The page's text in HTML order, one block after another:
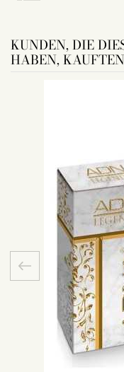
KUNDEN, DIE
HABEN,